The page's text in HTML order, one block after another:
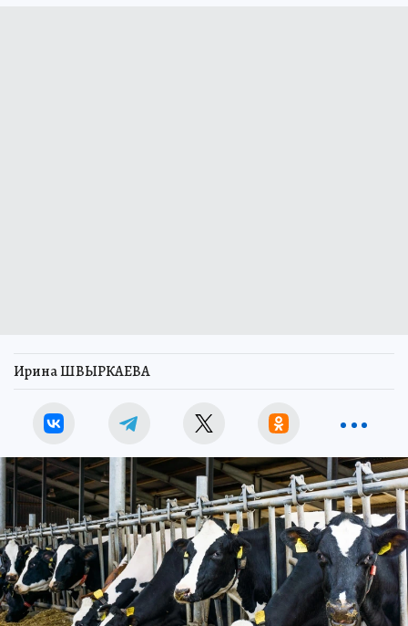
Ирина ШВЫРКАЕВА